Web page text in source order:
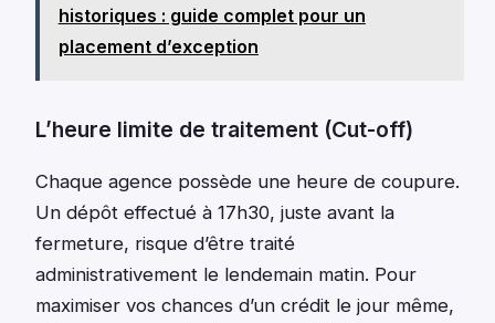
historiques : guide complet pour un
placement d’exception
L’heure limite de traitement (Cut-off)
Chaque agence possède une heure de coupure.
Un dépôt effectué à 17h30, juste avant la
fermeture, risque d’être traité
administrativement le lendemain matin. Pour
maximiser vos chances d’un crédit le jour même,